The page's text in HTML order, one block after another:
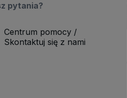
pytania?
Centrum pomocy /
Skontaktuj się z nami